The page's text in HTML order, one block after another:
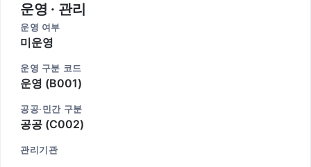
운영 · 관리
운영 여부
미운영
운영 구분 코드
운영 (B001)
공공·민간 구분
공공 (C002)
관리기관